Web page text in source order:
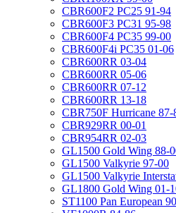
CBR600F2 PC25 91-94
CBR600F3 PC31 95-98
CBR600F4 PC35 99-00
CBR600F4i PC35 01-06
CBR600RR 03-04
CBR600RR 05-06
CBR600RR 07-12
CBR600RR 13-18
CBR750F Hurricane 87-
CBR929RR 00-01
CBR954RR 02-03
GL1500 Gold Wing 88-
GL1500 Valkyrie 97-00
GL1500 Valkyrie
GL1800 Gold Wing 01-
ST1100 Pan European